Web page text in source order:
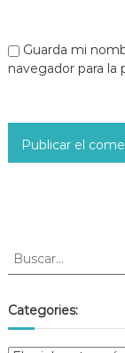
Guarda mi
navegador para
Categories: